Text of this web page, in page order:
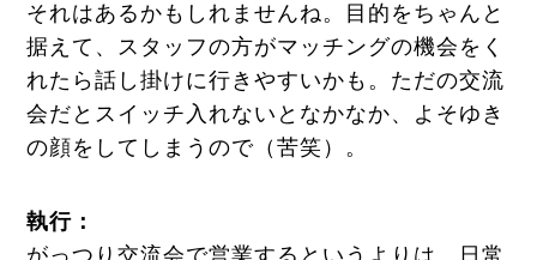
それはあるかもしれませんね。目的をちゃんと
据えて、スタッフの方がマッチングの機会をく
れたら話し掛けに行きやすいかも。ただの交流
会だとスイッチ入れないとなかなか、よそゆき
の顔をしてしまうので（苦笑）。
執行：